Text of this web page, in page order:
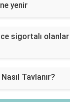
yenir
sigortalı
Tavlanır?